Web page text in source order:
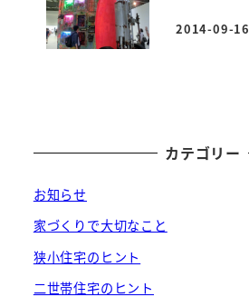
投稿日
2014-09-16
カテゴリー
お知らせ
家づくりで大切なこと
狭小住宅のヒント
二世帯住宅のヒント